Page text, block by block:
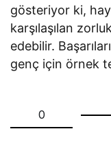
gösteriyor ki,
karşılaşılan
edebilir.
genç için örnek
0